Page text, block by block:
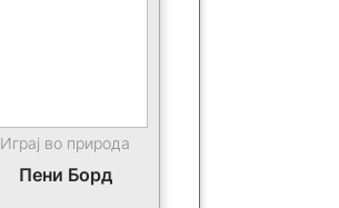
Играј во природа
Пени Борд